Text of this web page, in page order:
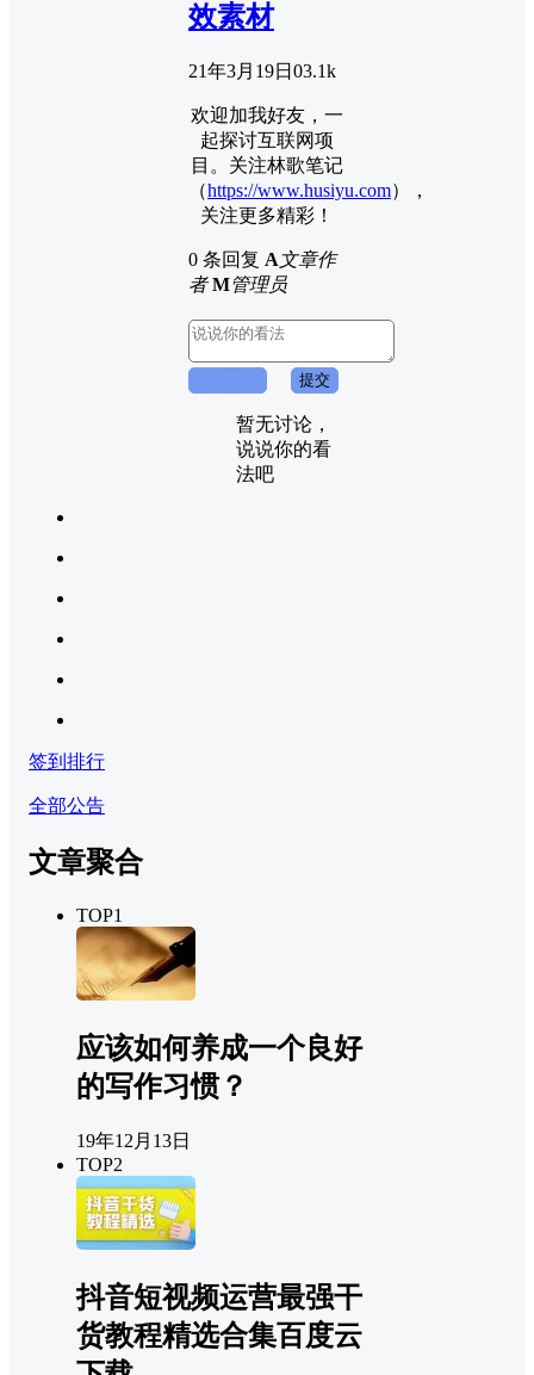
效素材
21年3月19日 03.1k
欢迎加我好友，一
起探讨互联网项
目。关注林歌笔记
（https://www.husiyu.com），
关注更多精彩！
0 条回复 A文章作
者 M管理员
提交
暂无讨论，
说说你的看
法吧
签到排行
全部公告
文章聚合
TOP1
应该如何养成一个良好
的写作习惯？
19年12月13日
TOP2
抖音短视频运营最强干
货教程精选合集百度云